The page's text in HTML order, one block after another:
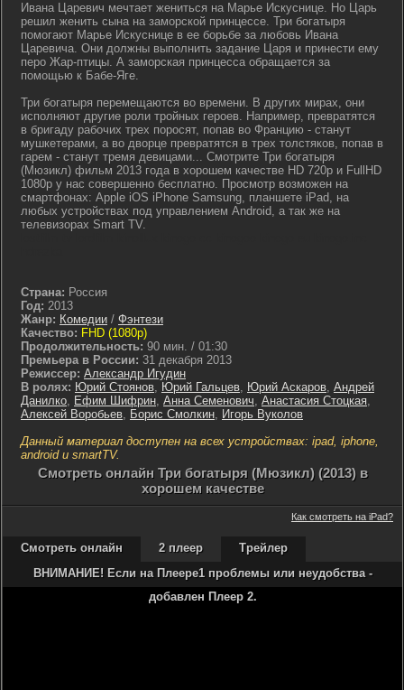
Ивана Царевич мечтает жениться на Марье Искуснице. Но Царь
решил женить сына на заморской принцессе. Три богатыря
помогают Марье Искуснице в ее борьбе за любовь Ивана
Царевича. Они должны выполнить задание Царя и принести ему
перо Жар-птицы. А заморская принцесса обращается за
помощью к Бабе-Яге.
Три богатыря перемещаются во времени. В других мирах, они
исполняют другие роли тройных героев. Например, превратятся
в бригаду рабочих трех поросят, попав во Францию - станут
мушкетерами, а во дворце превратятся в трех толстяков, попав в
гарем - станут тремя девицами... Смотрите Три богатыря
(Мюзикл) фильм 2013 года в хорошем качестве HD 720p и FullHD
1080p у нас совершенно бесплатно. Просмотр возможен на
смартфонах: Apple iOS iPhone Samsung, планшете iPad, на
любых устройствах под управлением Android, а так же на
телевизорах Smart TV.
Страна: Россия
Год: 2013
Жанр: Комедии / Фэнтези
Качество: FHD (1080p)
Продолжительность: 90 мин. / 01:30
Премьера в России: 31 декабря 2013
Режиссер: Александр Игудин
В ролях: Юрий Стоянов, Юрий Гальцев, Юрий Аскаров, Андрей
Данилко, Ефим Шифрин, Анна Семенович, Анастасия Стоцкая,
Алексей Воробьев, Борис Смолкин, Игорь Вуколов
Данный материал доступен на всех устройствах: ipad, iphone,
android и smartTV.
Cмотреть онлайн Три богатыря (Мюзикл) (2013) в
хорошем качестве
Как смотреть на iPad?
Смотреть онлайн 2 плеер
Трейлер
ВНИМАНИЕ! Если на Плеере1 проблемы или неудобства -
добавлен Плеер 2.